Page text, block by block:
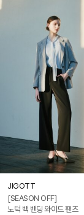
JIGOTT
[SEASON OFF]
노턱 백 밴딩 와이드 팬츠